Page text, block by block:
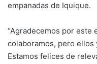
empanadas de Iquique.
“Agradecemos por este
colaboramos, pero ellos
Estamos felices de